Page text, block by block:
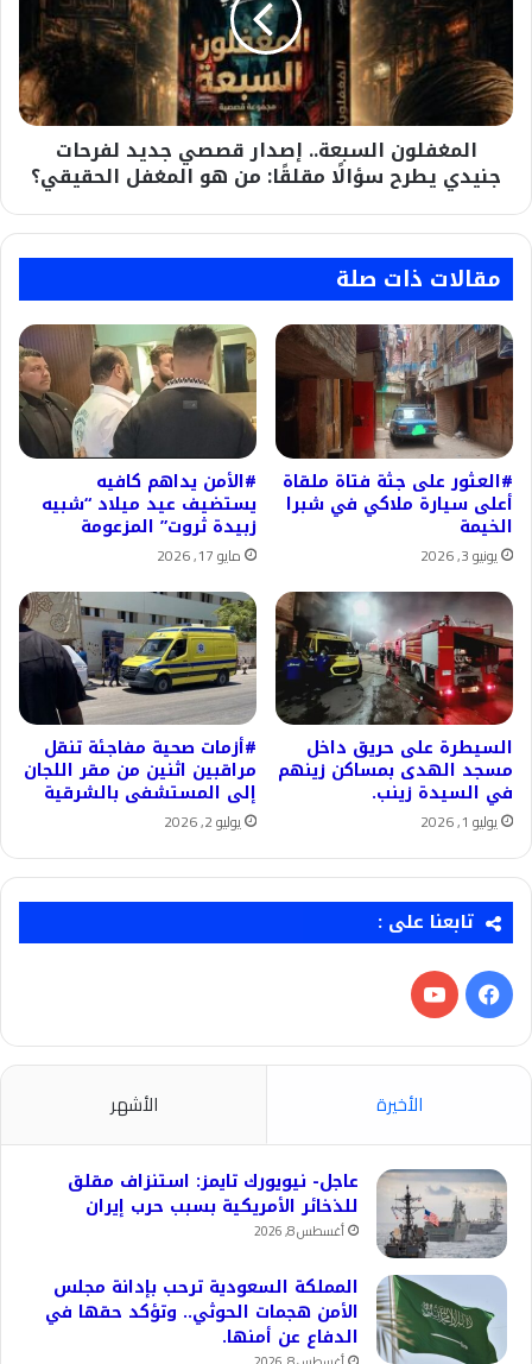
جنيدي
يطرح
سؤالًا
مقلقًا:
من
هو
المغفل
المغفلون السبعة.. إصدار قصصي جديد لفرحات
جنيدي يطرح سؤالًا مقلقًا: من هو المغفل الحقيقي؟
مقالات ذات صلة
#العثور على جثة فتاة ملقاة
أعلى سيارة ملاكي في شبرا
الخيمة
يونيو 3, 2026
#الأمن يداهم كافيه
يستضيف عيد ميلاد “شبيه
زبيدة ثروت” المزعومة
مايو 17, 2026
السيطرة على حريق داخل
مسجد الهدى بمساكن زينهم
في السيدة زينب.
يوليو 1, 2026
#أزمات صحية مفاجئة تنقل
مراقبين اثنين من مقر اللجان
إلى المستشفى بالشرقية
يوليو 2, 2026
تابعنا على :
فيسبوك‫YouTube
الأخيرة الأشهر
عاجل- نيويورك تايمز: استنزاف مقلق
للذخائر الأمريكية بسبب حرب إيران
أغسطس 8, 2026
المملكة السعودية ترحب بإدانة مجلس
الأمن هجمات الحوثي.. وتؤكد حقها في
الدفاع عن أمنها.